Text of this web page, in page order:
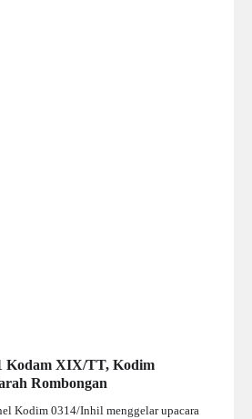
Kodam XIX/TT, Kodim
Rombongan
Kodim 0314/Inhil menggelar upacara